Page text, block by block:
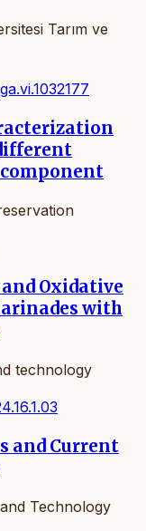
Tarım ve
Oxidative
with
technology
and Current
Technology